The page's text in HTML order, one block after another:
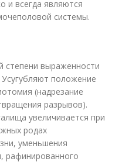
и всегда являются
системы.
степени выраженности
положение
(надрезание
разрывов).
увеличивается при
родах
уменьшения
рафинированного